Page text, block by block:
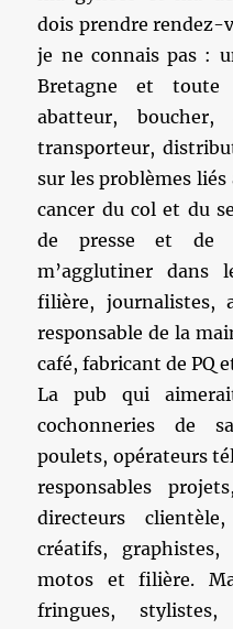
dois prendre rendez-
je ne connais pas :
Bretagne et toute
abatteur, boucher,
transporteur,
sur les problèmes liés
cancer du col et du
de presse et de
m’agglutiner dans
filière, journalistes,
responsable de la
café, fabricant de PQ
La pub qui
cochonneries de
poulets, opérateurs
responsables
directeurs
créatifs, graphistes,
motos et filière.
fringues,